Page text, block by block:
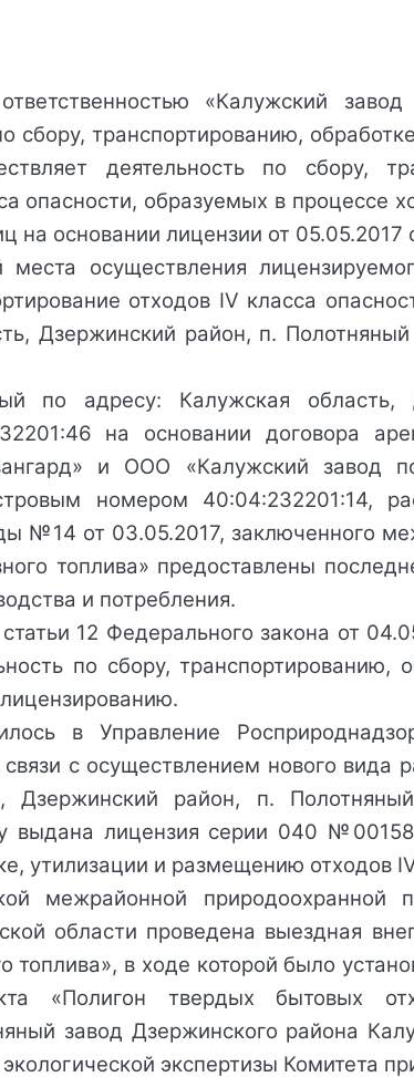
«Калужский завод
сбору, транспортированию,
деятельность по сбору,
опасности, образуемых в процессе
на основании лицензии от
места осуществления
отходов IV класса
Дзержинский район, п.
по адресу: Калужская
на основании договора
и ООО «Калужский завод по
номером 40:04:232201:14,
№14 от 03.05.2017, заключенного
топлива» предоставлены
и потребления.
12 Федерального закона от
по сбору,
в Управление
с осуществлением нового вида
Дзержинский район, п.
выдана лицензия серии 040
утилизации и размещению отходов
межрайонной природоохранной
области проведена выездная
топлива», в ходе которой было
«Полигон твердых бытовых
завод Дзержинского района
экспертизы Комитета